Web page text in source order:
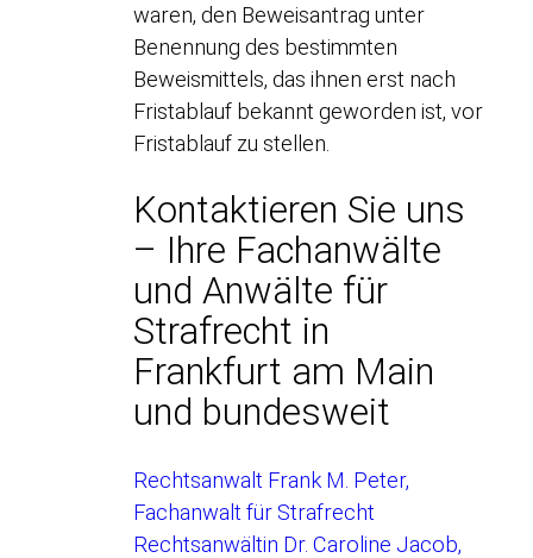
waren, den Beweisantrag unter
Benennung des bestimmten
Beweismittels, das ihnen erst nach
Fristablauf bekannt geworden ist, vor
Fristablauf zu stellen.
Kontaktieren Sie uns
– Ihre Fachanwälte
und Anwälte für
Strafrecht in
Frankfurt am Main
und bundesweit
Rechtsanwalt Frank M. Peter,
Fachanwalt für Strafrecht
Rechtsanwältin Dr. Caroline Jacob,